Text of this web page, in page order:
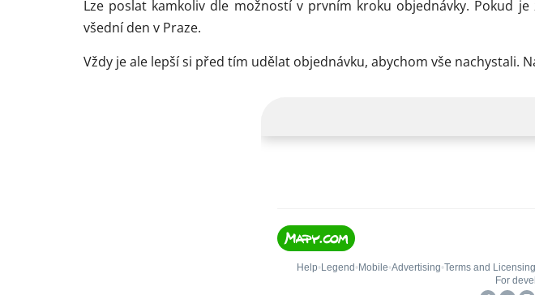
Lze poslat kamkoliv dle možností v prvním kroku objednávky. Pokud
všední den v Praze.
Vždy je ale lepší si před tím udělat objednávku, abychom vše